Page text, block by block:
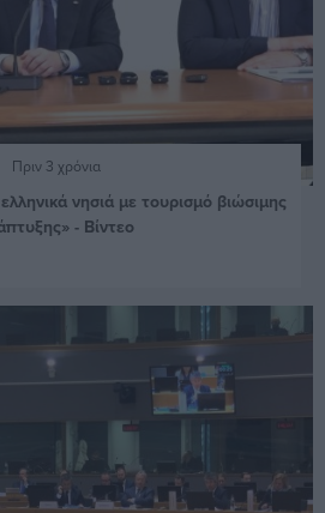
Πριν 3 χρόνια
νησιά με τουρισμό βιώσιμης
- Βίντεο